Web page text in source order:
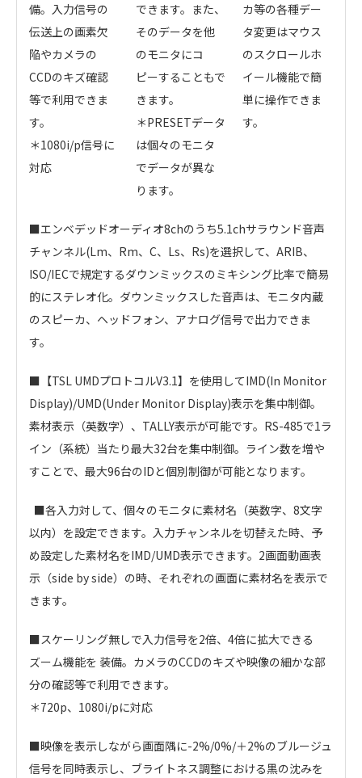
備。入力信号の
伝送上の画素欠
陥やカメラの
CCDのキズ確認
等で利用できま
す。
＊1080i/p信号に
対応
できます。また、
そのデータを他
のモニタにコ
ピーすることもで
きます。
＊PRESETデータ
は個々のモニタ
でデータが異な
ります。
カ等の各種デー
タ変更はマウス
のスクロールホ
イール機能で簡
単に操作できま
す。
■エンベデッドオーディオ8chのうち5.1chサラウンド音声
チャンネル(Lm、Rm、C、Ls、Rs)を選択して、ARIB、
ISO/IECで規定するダウンミックスのミキシング比率で簡易
的にステレオ化。ダウンミックスした音声は、モニタ内蔵
のスピーカ、ヘッドフォン、アナログ信号で出力できま
す。
■【TSL UMDプロトコルV3.1】を使用してIMD(In Monitor
Display)/UMD(Under Monitor Display)表示を集中制御。
素材表示（英数字）、TALLY表示が可能です。RS-485で1ラ
イン（系統）当たり最大32台を集中制御。ライン数を増や
すことで、最大96台のIDと個別制御が可能となります。
■各入力対して、個々のモニタに素材名（英数字、8文字
以内）を設定できます。入力チャンネルを切替えた時、予
め設定した素材名をIMD/UMD表示できます。2画面動画表
示（side by side）の時、それぞれの画面に素材名を表示で
きます。
■スケーリング無しで入力信号を2倍、4倍に拡大できる
ズーム機能を 装備。カメラのCCDのキズや映像の細かな部
分の確認等で利用できます。
＊720p、1080i/pに対応
■映像を表示しながら画面隅に-2%/0%/＋2%のブルージュ
信号を同時表示し、ブライトネス調整における黒の沈みを